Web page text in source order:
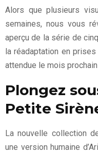
Alors que plusieurs
semaines, nous vous
aperçu de la série de
la réadaptation en
attendue le mois
Plongez
Petite
La nouvelle collection
une version humaine